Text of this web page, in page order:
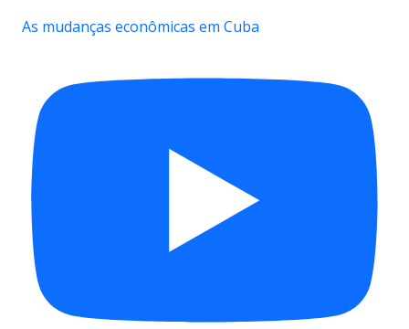
As mudanças econômicas em Cuba